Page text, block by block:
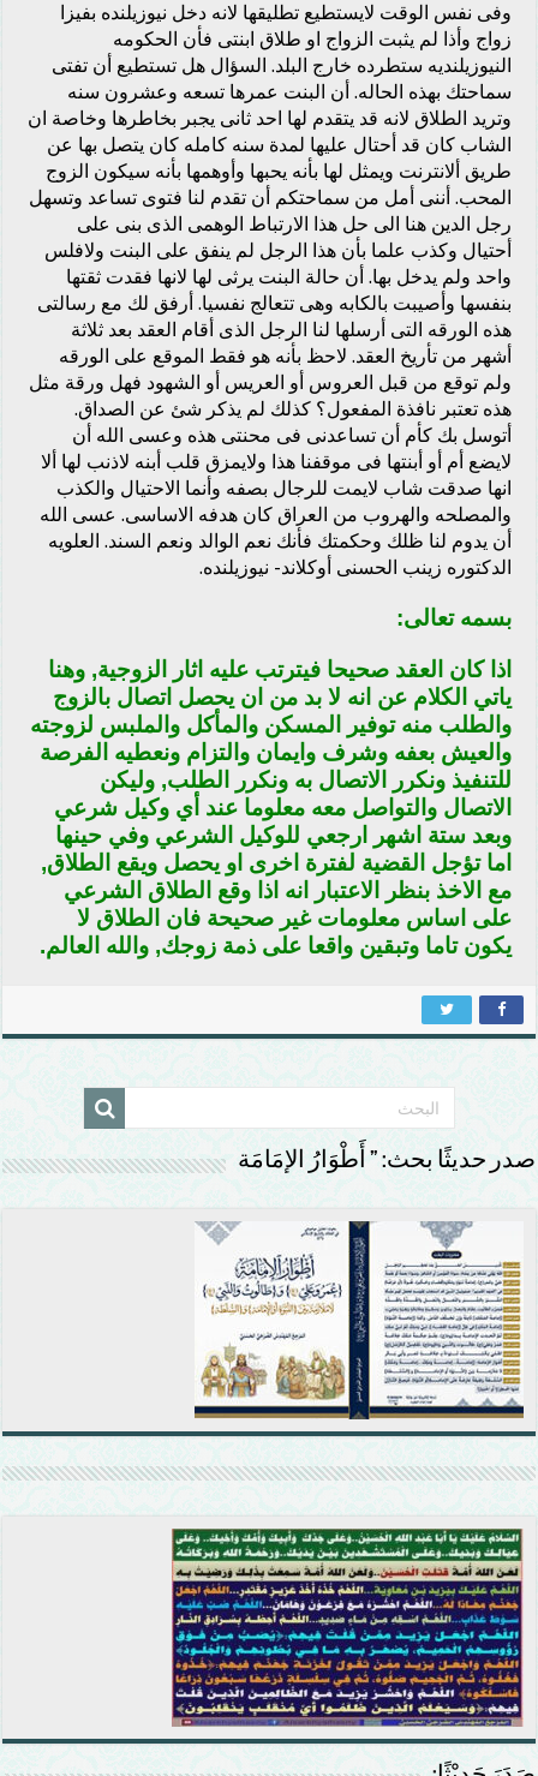
وفى نفس الوقت لايستطيع تطليقها لانه دخل نيوزيلنده بفيزا
زواج وأذا لم يثبت الزواج او طلاق ابنتى فأن الحكومه
النيوزيلنديه ستطرده خارج البلد. السؤال هل تستطيع أن تفتى
سماحتك بهذه الحاله. أن البنت عمرها تسعه وعشرون سنه
وتريد الطلاق لانه قد يتقدم لها احد ثانى يجبر بخاطرها وخاصة ان
الشاب كان قد أحتال عليها لمدة سنه كامله كان يتصل بها عن
طريق ألانترنت ويمثل لها بأنه يحبها وأوهمها بأنه سيكون الزوج
المحب. أننى أمل من سماحتكم أن تقدم لنا فتوى تساعد وتسهل
رجل الدين هنا الى حل هذا الارتباط الوهمى الذى بنى على
أحتيال وكذب علما بأن هذا الرجل لم ينفق على البنت ولافلس
واحد ولم يدخل بها. أن حالة البنت يرثى لها لانها فقدت ثقتها
بنفسها وأصيبت بالكابه وهى تتعالج نفسيا. أرفق لك مع رسالتى
هذه الورقه التى أرسلها لنا الرجل الذى أقام العقد بعد ثلاثة
أشهر من تأريخ العقد. لاحظ بأنه هو فقط الموقع على الورقه
ولم توقع من قبل العروس أو العريس أو الشهود فهل ورقة مثل
هذه تعتبر نافذة المفعول؟ كذلك لم يذكر شئ عن الصداق.
أتوسل بك كأم أن تساعدنى فى محنتى هذه وعسى الله أن
لايضع أم أو أبنتها فى موقفنا هذا ولايمزق قلب أبنه لاذنب لها ألا
انها صدقت شاب لايمت للرجال بصفه وأنما الاحتيال والكذب
والمصلحه والهروب من العراق كان هدفه الاساسى. عسى الله
أن يدوم لنا ظلك وحكمتك فأنك نعم الوالد ونعم السند. العلويه
الدكتوره زينب الحسنى أوكلاند- نيوزيلنده.
بسمه تعالى:
اذا كان العقد صحيحا فيترتب عليه اثار الزوجية, وهنا
ياتي الكلام عن انه لا بد من ان يحصل اتصال بالزوج
والطلب منه توفير المسكن والمأكل والملبس لزوجته
والعيش بعفه وشرف وايمان والتزام ونعطيه الفرصة
للتنفيذ ونكرر الاتصال به ونكرر الطلب, وليكن
الاتصال والتواصل معه معلوما عند أي وكيل شرعي
وبعد ستة اشهر ارجعي للوكيل الشرعي وفي حينها
اما تؤجل القضية لفترة اخرى او يحصل ويقع الطلاق,
مع الاخذ بنظر الاعتبار انه اذا وقع الطلاق الشرعي
على اساس معلومات غير صحيحة فان الطلاق لا
يكون تاما وتبقين واقعا على ذمة زوجك, والله العالم.
صدر حديثًا بحث: ” أَطْوَارُ الإمَامَة